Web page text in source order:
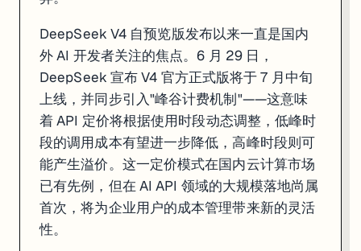
DeepSeek V4 自预览版发布以来一直是国内
外 AI 开发者关注的焦点。6 月 29 日，
DeepSeek 宣布 V4 官方正式版将于 7 月中旬
上线，并同步引入"峰谷计费机制"——这意味
着 API 定价将根据使用时段动态调整，低峰时
段的调用成本有望进一步降低，高峰时段则可
能产生溢价。这一定价模式在国内云计算市场
已有先例，但在 AI API 领域的大规模落地尚属
首次，将为企业用户的成本管理带来新的灵活
性。